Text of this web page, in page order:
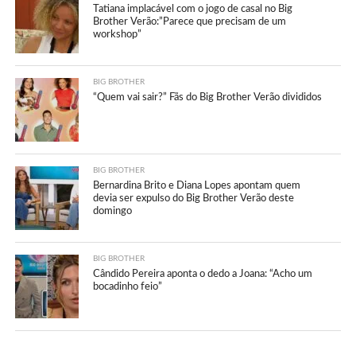
Tatiana implacável com o jogo de casal no Big
Brother Verão:”Parece que precisam de um
workshop”
BIG BROTHER
“Quem vai sair?” Fãs do Big Brother Verão divididos
BIG BROTHER
Bernardina Brito e Diana Lopes apontam quem
devia ser expulso do Big Brother Verão deste
domingo
BIG BROTHER
Cândido Pereira aponta o dedo a Joana: “Acho um
bocadinho feio”